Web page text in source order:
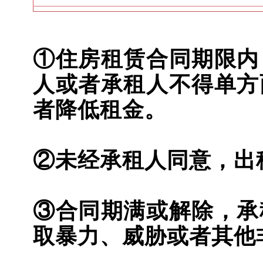
①住房租赁合同期限内
人或者承租人不得单
者降低租金。
②未经承租人同意，出
③合同期满或解除，承
取暴力、威胁或者其